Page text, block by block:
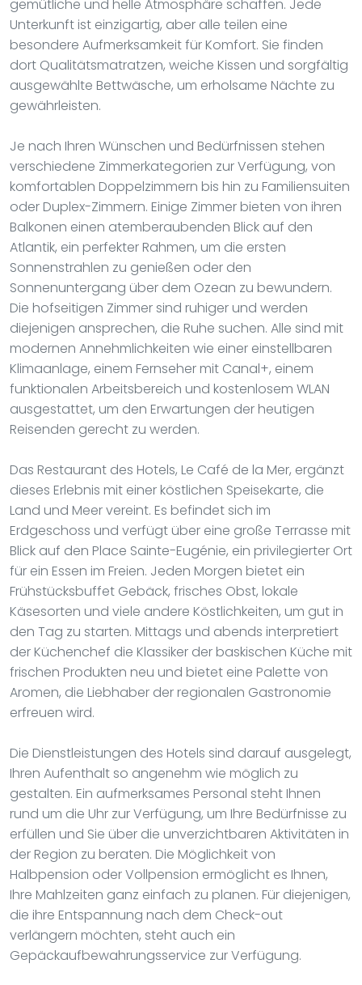
gemütliche und helle Atmosphäre schaffen. Jede
Unterkunft ist einzigartig, aber alle teilen eine
besondere Aufmerksamkeit für Komfort. Sie finden
dort Qualitätsmatratzen, weiche Kissen und sorgfältig
ausgewählte Bettwäsche, um erholsame Nächte zu
gewährleisten.
Je nach Ihren Wünschen und Bedürfnissen stehen
verschiedene Zimmerkategorien zur Verfügung, von
komfortablen Doppelzimmern bis hin zu Familiensuiten
oder Duplex-Zimmern. Einige Zimmer bieten von ihren
Balkonen einen atemberaubenden Blick auf den
Atlantik, ein perfekter Rahmen, um die ersten
Sonnenstrahlen zu genießen oder den
Sonnenuntergang über dem Ozean zu bewundern.
Die hofseitigen Zimmer sind ruhiger und werden
diejenigen ansprechen, die Ruhe suchen. Alle sind mit
modernen Annehmlichkeiten wie einer einstellbaren
Klimaanlage, einem Fernseher mit Canal+, einem
funktionalen Arbeitsbereich und kostenlosem WLAN
ausgestattet, um den Erwartungen der heutigen
Reisenden gerecht zu werden.
Das Restaurant des Hotels, Le Café de la Mer, ergänzt
dieses Erlebnis mit einer köstlichen Speisekarte, die
Land und Meer vereint. Es befindet sich im
Erdgeschoss und verfügt über eine große Terrasse mit
Blick auf den Place Sainte-Eugénie, ein privilegierter Ort
für ein Essen im Freien. Jeden Morgen bietet ein
Frühstücksbuffet Gebäck, frisches Obst, lokale
Käsesorten und viele andere Köstlichkeiten, um gut in
den Tag zu starten. Mittags und abends interpretiert
der Küchenchef die Klassiker der baskischen Küche mit
frischen Produkten neu und bietet eine Palette von
Aromen, die Liebhaber der regionalen Gastronomie
erfreuen wird.
Die Dienstleistungen des Hotels sind darauf ausgelegt,
Ihren Aufenthalt so angenehm wie möglich zu
gestalten. Ein aufmerksames Personal steht Ihnen
rund um die Uhr zur Verfügung, um Ihre Bedürfnisse zu
erfüllen und Sie über die unverzichtbaren Aktivitäten in
der Region zu beraten. Die Möglichkeit von
Halbpension oder Vollpension ermöglicht es Ihnen,
Ihre Mahlzeiten ganz einfach zu planen. Für diejenigen,
die ihre Entspannung nach dem Check-out
verlängern möchten, steht auch ein
Gepäckaufbewahrungsservice zur Verfügung.